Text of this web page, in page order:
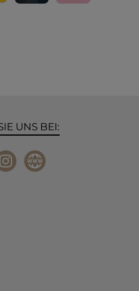
UNS BEI:
Website